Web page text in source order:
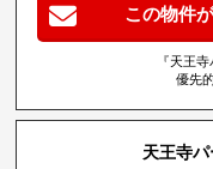
この物件
『天王
優先
天王寺